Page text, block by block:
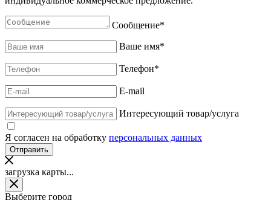
Сообщение*
Ваше имя*
Телефон*
E-mail
Интересующий товар/услуга
Я согласен на обработку персональных данных
загрузка карты...
Выберите город